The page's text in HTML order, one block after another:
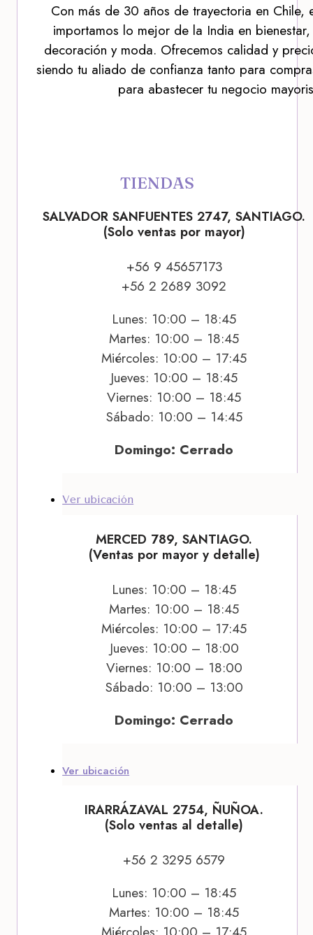
Con más de 30 años de trayectoria en Chile,
importamos lo mejor de la India en
decoración y moda. Ofrecemos calidad y
siendo tu aliado de confianza tanto para
para abastecer tu negocio
TIENDAS
SALVADOR SANFUENTES 2747, SANTIAGO.
(Solo ventas por mayor)
+56 9 45657173
+56 2 2689 3092
Lunes: 10:00 – 18:45
Martes: 10:00 – 18:45
Miércoles: 10:00 – 17:45
Jueves: 10:00 – 18:45
Viernes: 10:00 – 18:45
Sábado: 10:00 – 14:45
Domingo: Cerrado
Ver ubicación
MERCED 789, SANTIAGO.
(Ventas por mayor y detalle)
Lunes: 10:00 – 18:45
Martes: 10:00 – 18:45
Miércoles: 10:00 – 17:45
Jueves: 10:00 – 18:00
Viernes: 10:00 – 18:00
Sábado: 10:00 – 13:00
Domingo: Cerrado
Ver ubicación
IRARRÁZAVAL 2754, ÑUÑOA.
(Solo ventas al detalle)
+56 2 3295 6579
Lunes: 10:00 – 18:45
Martes: 10:00 – 18:45